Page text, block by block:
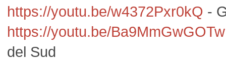
https://youtu.be/w4372Pxr0kQ -
https://youtu.be/Ba9MmGwGOTw
del Sud